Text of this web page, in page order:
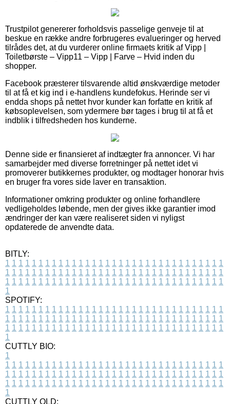
Trustpilot genererer forholdsvis passelige genveje til at
beskue en række andre forbrugeres evalueringer og herved
tilrådes det, at du vurderer online firmaets kritik af Vipp |
Toiletbørste – Vipp11 – Vipp | Farve – Hvid inden du
shopper.
Facebook præsterer tilsvarende altid ønskværdige metoder
til at få et kig ind i e-handlens kundefokus. Herinde ser vi
endda shops på nettet hvor kunder kan forfatte en kritik af
købsoplevelsen, som ydermere bør tages i brug til at få et
indblik i tilfredsheden hos kunderne.
Denne side er finansieret af indtægter fra annoncer. Vi har
samarbejder med diverse forretninger på nettet idet vi
promoverer butikkernes produkter, og modtager honorar hvis
en bruger fra vores side laver en transaktion.
Informationer omkring produkter og online forhandlere
vedligeholdes løbende, men der gives ikke garantier imod
ændringer der kan være realiseret siden vi nyligst
opdaterede de anvendte data.
BITLY:
1 1 1 1 1 1 1 1 1 1 1 1 1 1 1 1 1 1 1 1 1 1 1 1 1 1 1 1 1 1 1 1 1
1 1 1 1 1 1 1 1 1 1 1 1 1 1 1 1 1 1 1 1 1 1 1 1 1 1 1 1 1 1 1 1 1
1 1 1 1 1 1 1 1 1 1 1 1 1 1 1 1 1 1 1 1 1 1 1 1 1 1 1 1 1 1 1 1 1
1
SPOTIFY:
1 1 1 1 1 1 1 1 1 1 1 1 1 1 1 1 1 1 1 1 1 1 1 1 1 1 1 1 1 1 1 1 1
1 1 1 1 1 1 1 1 1 1 1 1 1 1 1 1 1 1 1 1 1 1 1 1 1 1 1 1 1 1 1 1 1
1 1 1 1 1 1 1 1 1 1 1 1 1 1 1 1 1 1 1 1 1 1 1 1 1 1 1 1 1 1 1 1 1
1
CUTTLY BIO:
1
1 1 1 1 1 1 1 1 1 1 1 1 1 1 1 1 1 1 1 1 1 1 1 1 1 1 1 1 1 1 1 1 1
1 1 1 1 1 1 1 1 1 1 1 1 1 1 1 1 1 1 1 1 1 1 1 1 1 1 1 1 1 1 1 1 1
1 1 1 1 1 1 1 1 1 1 1 1 1 1 1 1 1 1 1 1 1 1 1 1 1 1 1 1 1 1 1 1 1
1
CUTTLY OLD: